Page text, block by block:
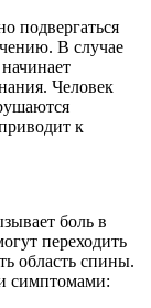
подвергаться
В случае
Человек
к
боль в
переходить
область спины.
симптомами: